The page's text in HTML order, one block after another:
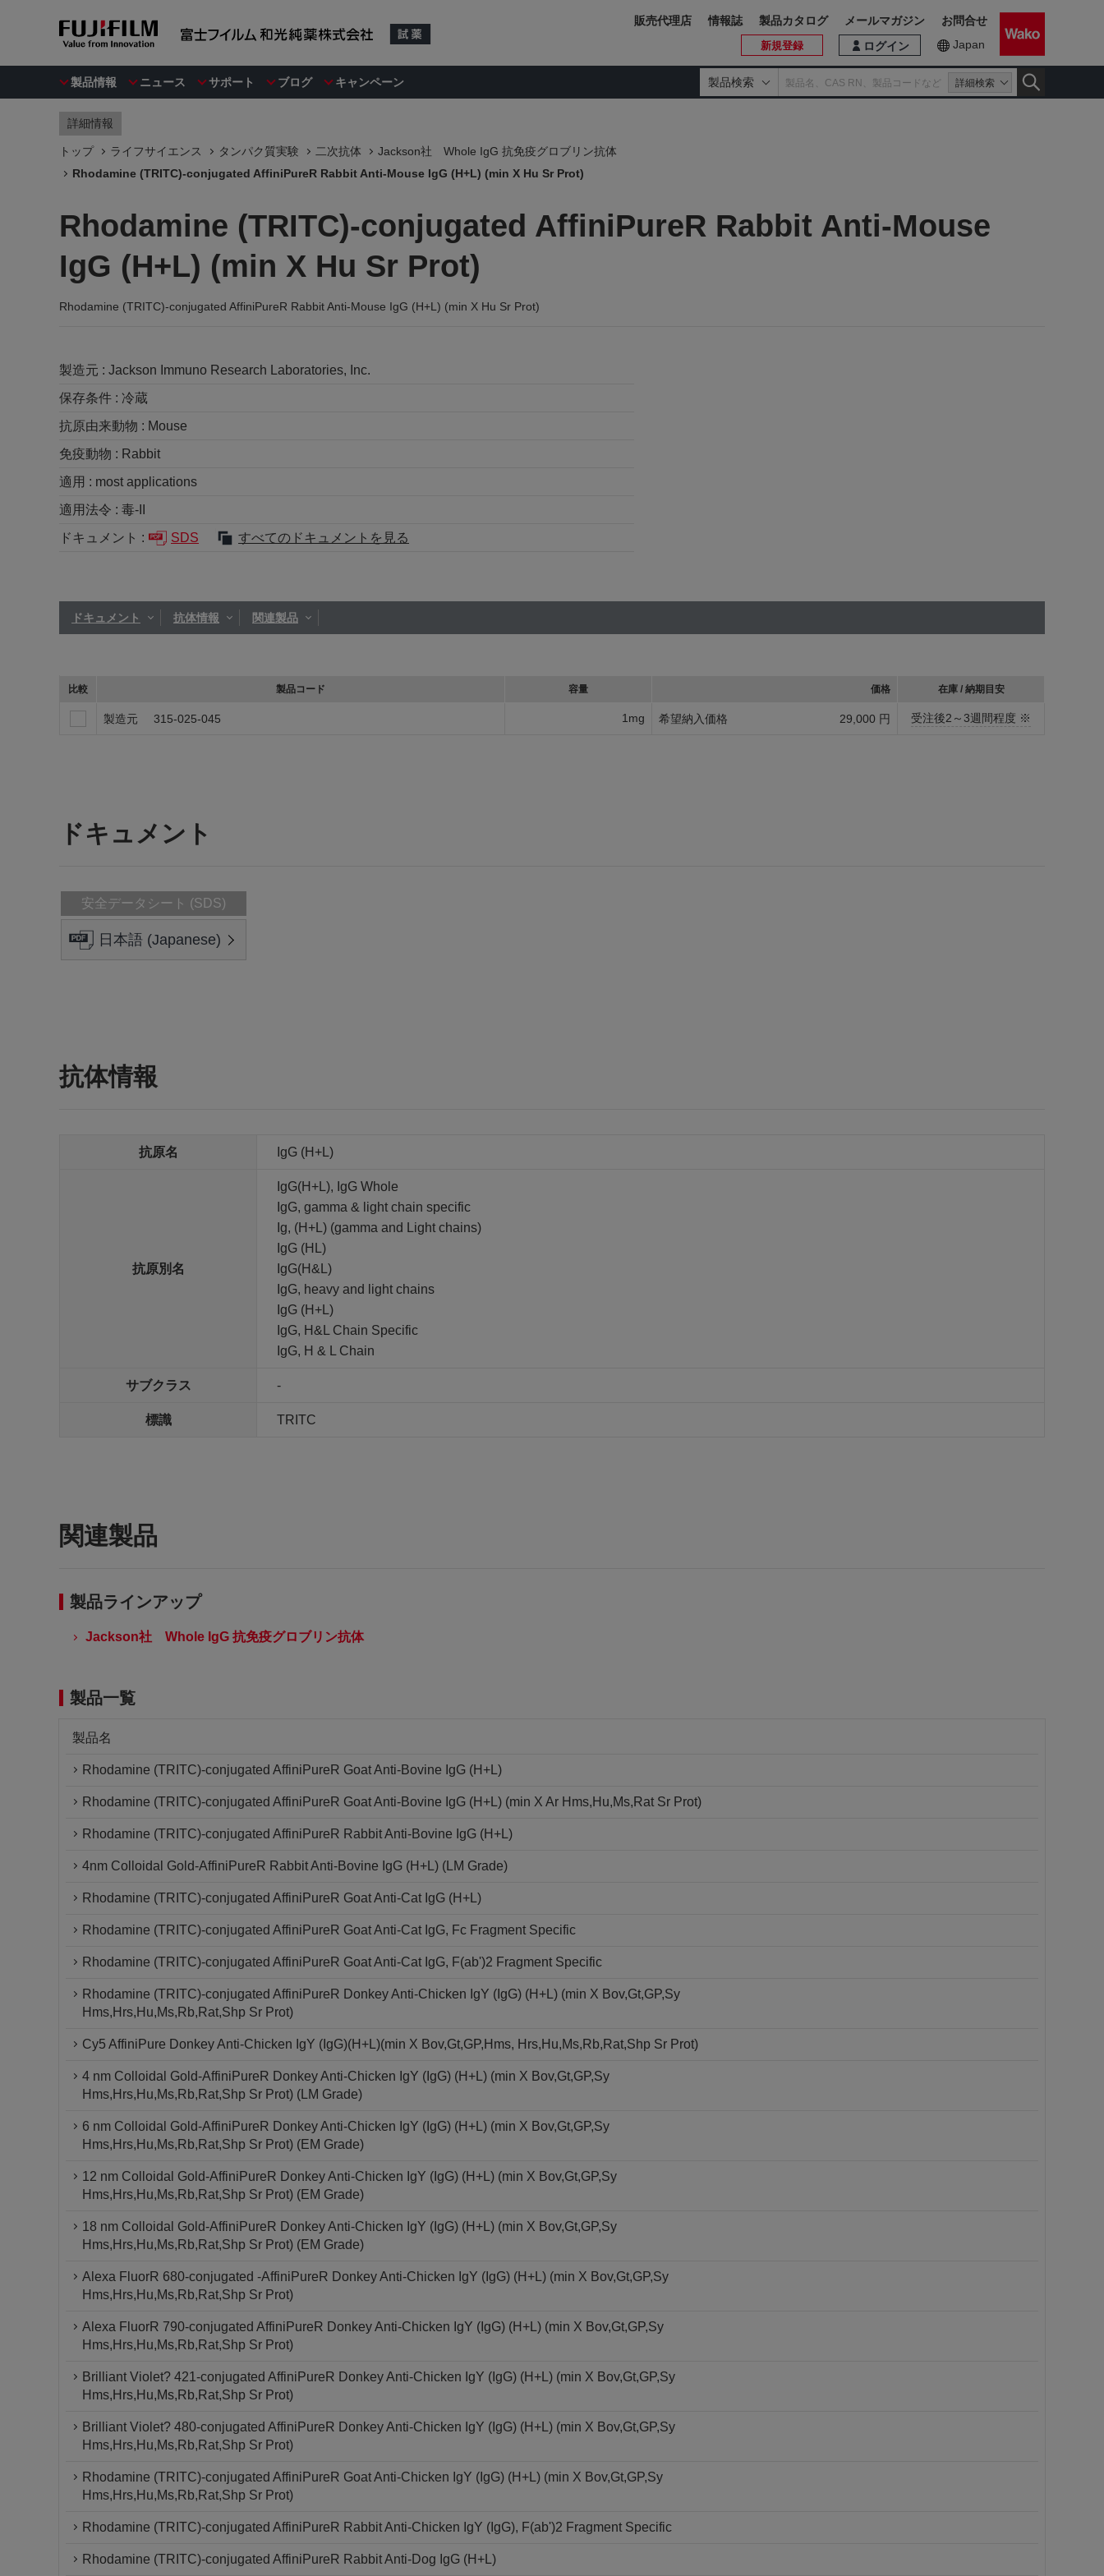
製品情報 ニュース サポート ブログ キャンペーン 製品検索 詳細検索
ログイン
新規登録 Japan
販売代理店 情報誌 製品カタログ メールマガジン お問合せ
詳細情報
トップ ライフサイエンス タンパク質実験 二次抗体
Jackson社 Whole IgG 抗免疫グロブリン抗体
Rhodamine (TRITC)-conjugated AffiniPureR Rabbit Anti-Mouse IgG (H+L) (min X Hu Sr Prot)
Rhodamine (TRITC)-conjugated AffiniPureR Rabbit Anti-Mouse
IgG (H+L) (min X Hu Sr Prot)
Rhodamine (TRITC)-conjugated AffiniPureR Rabbit Anti-Mouse IgG (H+L) (min X Hu Sr Prot)
製造元 : Jackson Immuno Research Laboratories, Inc.
保存条件 : 冷蔵
抗原由来動物 : Mouse
免疫動物 : Rabbit
適用 : most applications
適用法令 : 毒-II
ドキュメント :
SDS すべてのドキュメントを見る
ドキュメント 抗体情報 関連製品
比較 製品コード 容量 価格 在庫 / 納期目安
製造元 315-025-045 1mg 希望納入価格 29,000 円 受注後2～3週間程度 ※
ドキュメント
安全データシート (SDS)
日本語 (Japanese)
抗体情報
抗原名 IgG (H+L)
抗原別名
IgG(H+L), IgG Whole
IgG, gamma & light chain specific
Ig, (H+L) (gamma and Light chains)
IgG (HL)
IgG(H&L)
IgG, heavy and light chains
IgG (H+L)
IgG, H&L Chain Specific
IgG, H & L Chain
サブクラス -
標識 TRITC
関連製品
製品ラインアップ
Jackson社 Whole IgG 抗免疫グロブリン抗体
製品一覧
製品名
Rhodamine (TRITC)-conjugated AffiniPureR Goat Anti-Bovine IgG (H+L)
Rhodamine (TRITC)-conjugated AffiniPureR Goat Anti-Bovine IgG (H+L) (min X Ar Hms,Hu,Ms,Rat Sr Prot)
Rhodamine (TRITC)-conjugated AffiniPureR Rabbit Anti-Bovine IgG (H+L)
4nm Colloidal Gold-AffiniPureR Rabbit Anti-Bovine IgG (H+L) (LM Grade)
Rhodamine (TRITC)-conjugated AffiniPureR Goat Anti-Cat IgG (H+L)
Rhodamine (TRITC)-conjugated AffiniPureR Goat Anti-Cat IgG, Fc Fragment Specific
Rhodamine (TRITC)-conjugated AffiniPureR Goat Anti-Cat IgG, F(ab')2 Fragment Specific
Rhodamine (TRITC)-conjugated AffiniPureR Donkey Anti-Chicken IgY (IgG) (H+L) (min X Bov,Gt,GP,Sy
Hms,Hrs,Hu,Ms,Rb,Rat,Shp Sr Prot)
Cy5 AffiniPure Donkey Anti-Chicken IgY (IgG)(H+L)(min X Bov,Gt,GP,Hms, Hrs,Hu,Ms,Rb,Rat,Shp Sr Prot)
4 nm Colloidal Gold-AffiniPureR Donkey Anti-Chicken IgY (IgG) (H+L) (min X Bov,Gt,GP,Sy
Hms,Hrs,Hu,Ms,Rb,Rat,Shp Sr Prot) (LM Grade)
6 nm Colloidal Gold-AffiniPureR Donkey Anti-Chicken IgY (IgG) (H+L) (min X Bov,Gt,GP,Sy
Hms,Hrs,Hu,Ms,Rb,Rat,Shp Sr Prot) (EM Grade)
12 nm Colloidal Gold-AffiniPureR Donkey Anti-Chicken IgY (IgG) (H+L) (min X Bov,Gt,GP,Sy
Hms,Hrs,Hu,Ms,Rb,Rat,Shp Sr Prot) (EM Grade)
18 nm Colloidal Gold-AffiniPureR Donkey Anti-Chicken IgY (IgG) (H+L) (min X Bov,Gt,GP,Sy
Hms,Hrs,Hu,Ms,Rb,Rat,Shp Sr Prot) (EM Grade)
Alexa FluorR 680-conjugated -AffiniPureR Donkey Anti-Chicken IgY (IgG) (H+L) (min X Bov,Gt,GP,Sy
Hms,Hrs,Hu,Ms,Rb,Rat,Shp Sr Prot)
Alexa FluorR 790-conjugated AffiniPureR Donkey Anti-Chicken IgY (IgG) (H+L) (min X Bov,Gt,GP,Sy
Hms,Hrs,Hu,Ms,Rb,Rat,Shp Sr Prot)
Brilliant Violet? 421-conjugated AffiniPureR Donkey Anti-Chicken IgY (IgG) (H+L) (min X Bov,Gt,GP,Sy
Hms,Hrs,Hu,Ms,Rb,Rat,Shp Sr Prot)
Brilliant Violet? 480-conjugated AffiniPureR Donkey Anti-Chicken IgY (IgG) (H+L) (min X Bov,Gt,GP,Sy
Hms,Hrs,Hu,Ms,Rb,Rat,Shp Sr Prot)
Rhodamine (TRITC)-conjugated AffiniPureR Goat Anti-Chicken IgY (IgG) (H+L) (min X Bov,Gt,GP,Sy
Hms,Hrs,Hu,Ms,Rb,Rat,Shp Sr Prot)
Rhodamine (TRITC)-conjugated AffiniPureR Rabbit Anti-Chicken IgY (IgG), F(ab')2 Fragment Specific
Rhodamine (TRITC)-conjugated AffiniPureR Rabbit Anti-Dog IgG (H+L)